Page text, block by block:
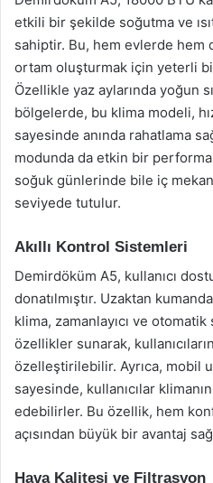
etkili bir şekilde soğutma ve
sahiptir. Bu, hem evlerde
ortam oluşturmak için yeterli
Özellikle yaz aylarında yoğun
bölgelerde, bu klima modeli,
sayesinde anında rahatlama
modunda da etkin bir
soğuk günlerinde bile iç mekan
seviyede tutulur.
Akıllı Kontrol Sistemleri
Demirdöküm A5, kullanıcı
donatılmıştır. Uzaktan
klima, zamanlayıcı ve otomatik
özellikler sunarak,
özelleştirilebilir. Ayrıca, mobil
sayesinde, kullanıcılar
edebilirler. Bu özellik, hem
açısından büyük bir avantaj
Hava Kalitesi ve Filtrasyon